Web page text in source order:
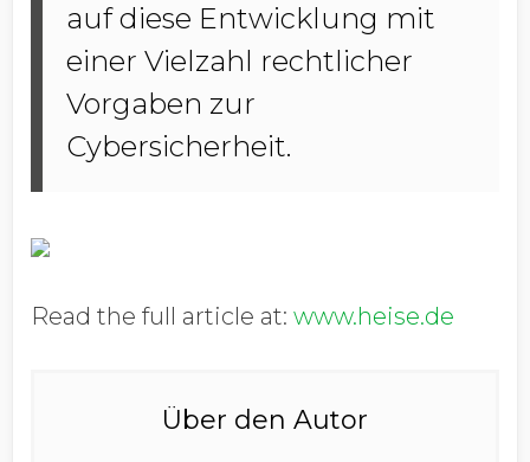
auf diese Entwicklung mit
einer Vielzahl rechtlicher
Vorgaben zur
Cybersicherheit.
Read the full article at: www.heise.de
Über den Autor